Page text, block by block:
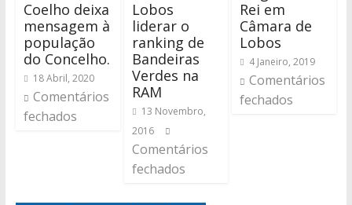
Coelho deixa
mensagem à
população
do Concelho.
18 Abril, 2020
Comentários
fechados
Lobos
liderar o
ranking de
Bandeiras
Verdes na
RAM
13 Novembro,
2016
Comentários
fechados
Rei em
Câmara de
Lobos
4 Janeiro, 2019
Comentários
fechados